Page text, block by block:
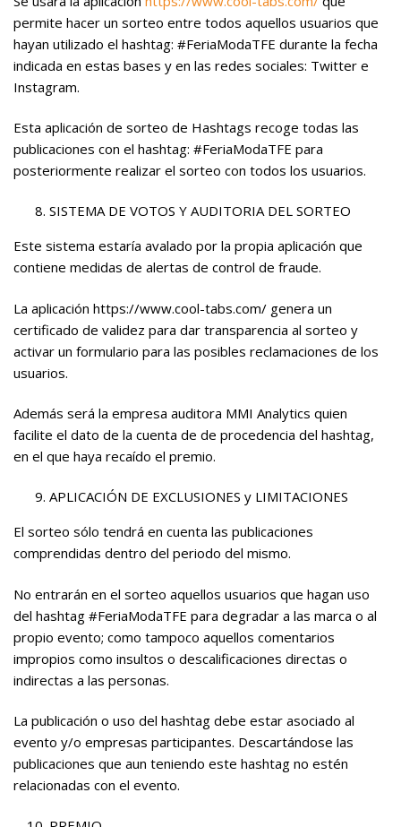
permite hacer un sorteo entre todos aquellos usuarios que
hayan utilizado el hashtag: #FeriaModaTFE durante la fecha
indicada en estas bases y en las redes sociales: Twitter e
Instagram.
Esta aplicación de sorteo de Hashtags recoge todas las
publicaciones con el hashtag: #FeriaModaTFE para
posteriormente realizar el sorteo con todos los usuarios.
SISTEMA DE VOTOS Y AUDITORIA DEL SORTEO
Este sistema estaría avalado por la propia aplicación que
contiene medidas de alertas de control de fraude.
La aplicación https://www.cool-tabs.com/ genera un
certificado de validez para dar transparencia al sorteo y
activar un formulario para las posibles reclamaciones de los
usuarios.
Además será la empresa auditora MMI Analytics quien
facilite el dato de la cuenta de de procedencia del hashtag,
en el que haya recaído el premio.
APLICACIÓN DE EXCLUSIONES y LIMITACIONES
El sorteo sólo tendrá en cuenta las publicaciones
comprendidas dentro del periodo del mismo.
No entrarán en el sorteo aquellos usuarios que hagan uso
del hashtag #FeriaModaTFE para degradar a las marca o al
propio evento; como tampoco aquellos comentarios
impropios como insultos o descalificaciones directas o
indirectas a las personas.
La publicación o uso del hashtag debe estar asociado al
evento y/o empresas participantes. Descartándose las
publicaciones que aun teniendo este hashtag no estén
relacionadas con el evento.